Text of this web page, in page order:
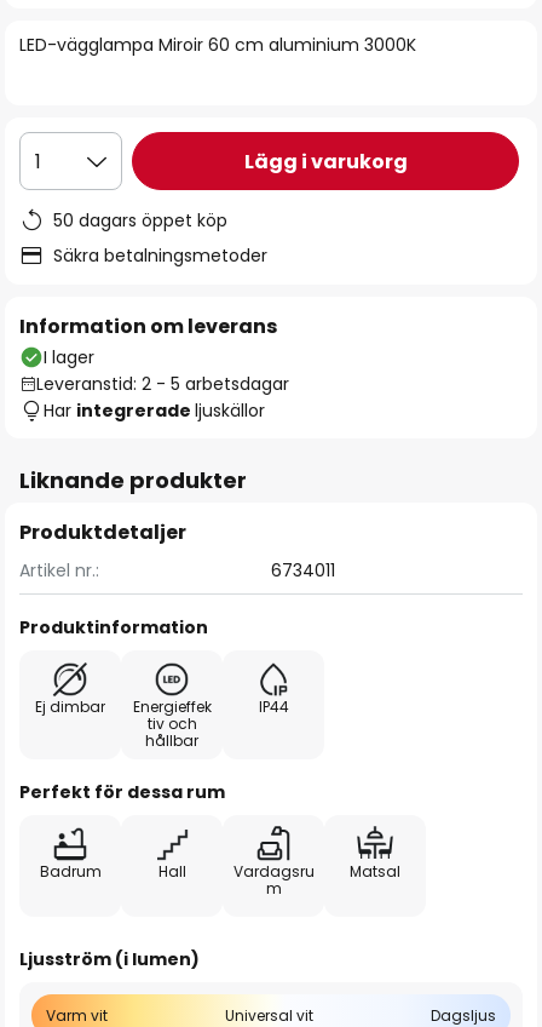
LED-vägglampa Miroir 60 cm aluminium 3000K
1 Lägg i varukorg
50 dagars öppet köp
Säkra betalningsmetoder
Information om leverans
I lager
Leveranstid: 2 - 5 arbetsdagar
Har integrerade ljuskällor
Liknande produkter
Produktdetaljer
Artikel nr.: 6734011
Produktinformation
Ej dimbar
Energieffek
tiv och
hållbar
IP44
Perfekt för dessa rum
Badrum Hall
Vardagsru
m
Matsal
Ljusström (i lumen)
Varm vit Universal vit Dagsljus